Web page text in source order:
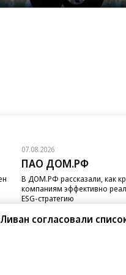
07.08.2026
ПАО ДОМ.РФ
В ДОМ.РФ рассказали, как
компаниям эффективно
ESG-стратегию
согласовали